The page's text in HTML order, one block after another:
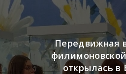
Передвижная
открылась в